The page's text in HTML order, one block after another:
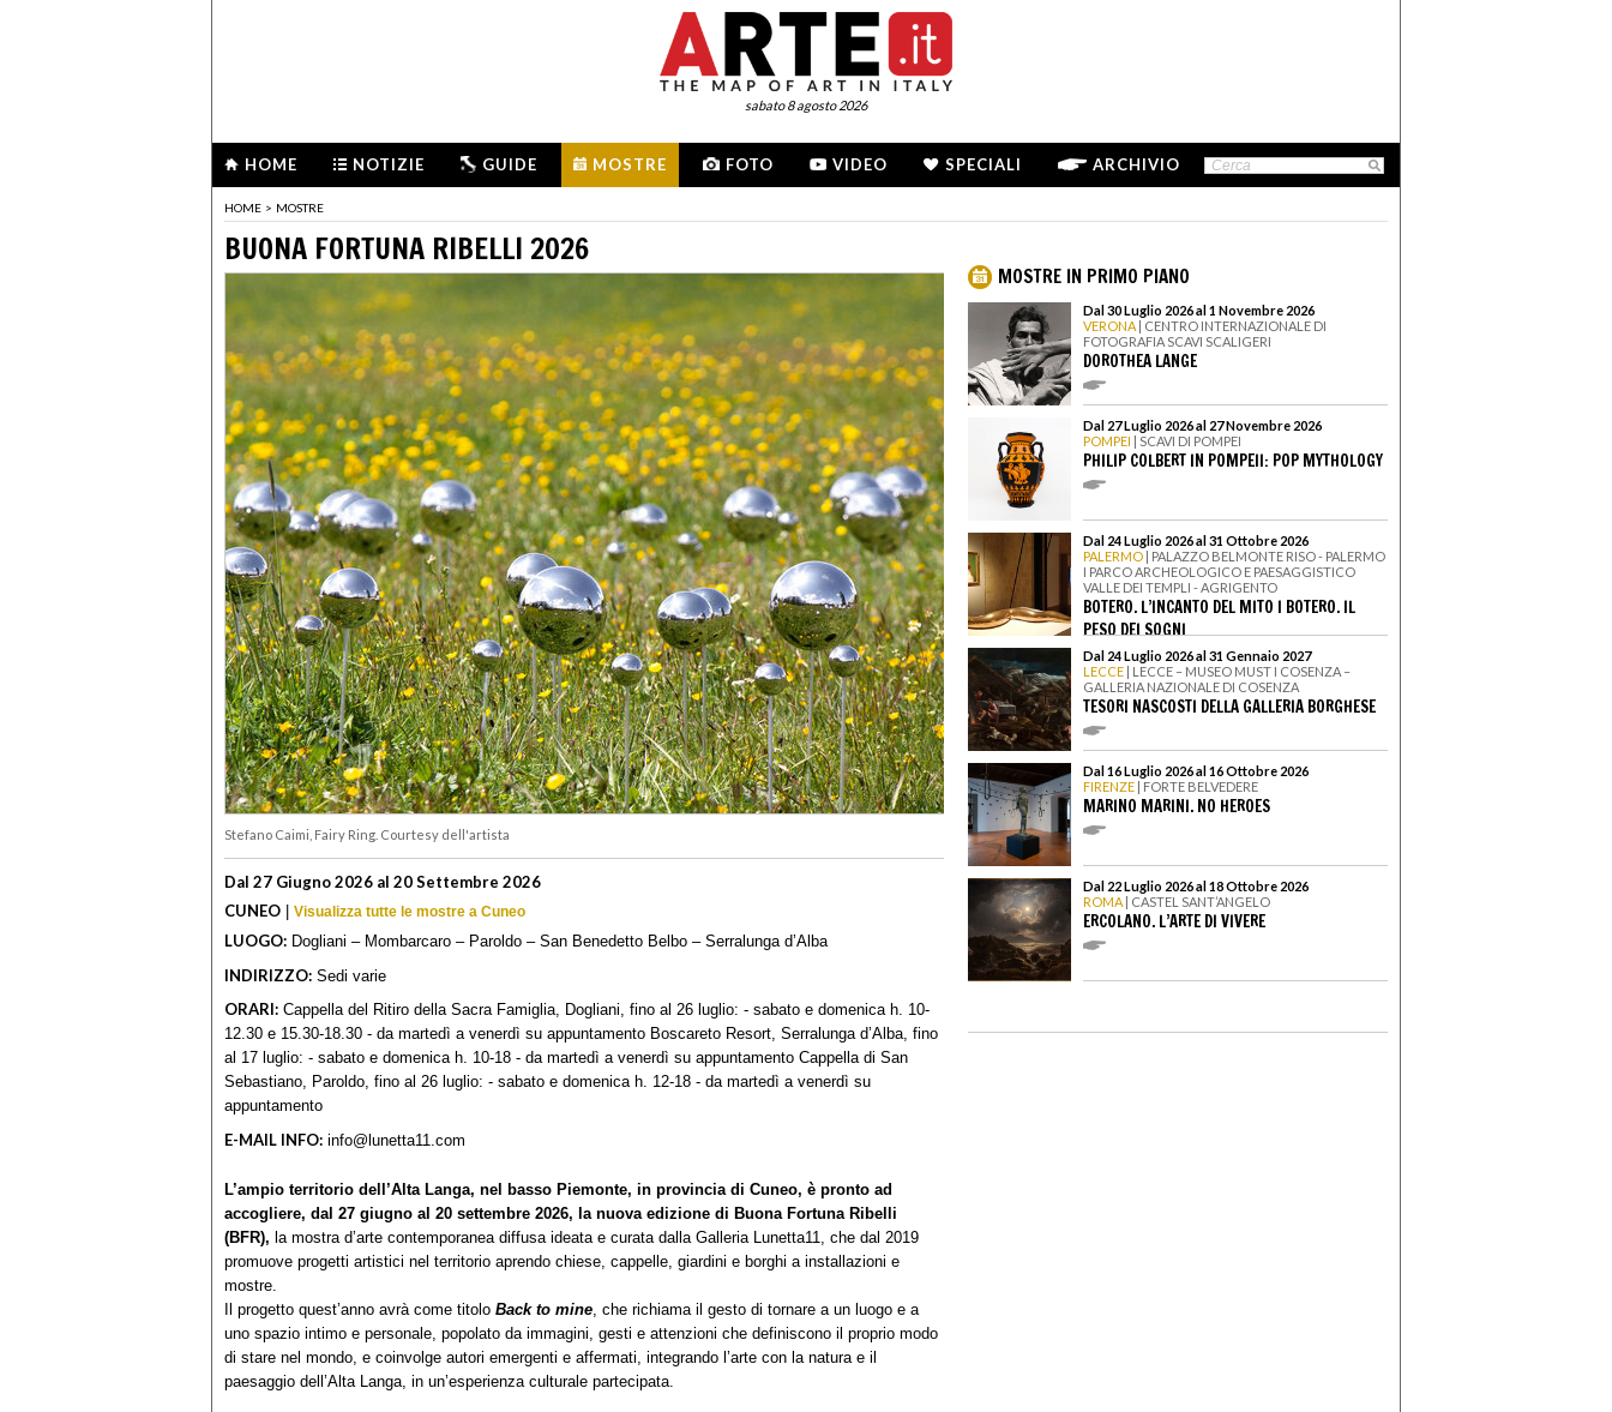
sabato 8 agosto 2026
HOME NOTIZIE GUIDE MOSTRE FOTO VIDEO SPECIALI ARCHIVIO
HOME > MOSTRE
BUONA FORTUNA RIBELLI 2026
Stefano Caimi, Fairy Ring. Courtesy dell'artista
Dal 27 Giugno 2026 al 20 Settembre 2026
CUNEO | Visualizza tutte le mostre a Cuneo
LUOGO: Dogliani – Mombarcaro – Paroldo – San Benedetto Belbo – Serralunga d’Alba
INDIRIZZO: Sedi varie
ORARI: Cappella del Ritiro della Sacra Famiglia, Dogliani, fino al 26 luglio: - sabato e domenica h. 10-
12.30 e 15.30-18.30 - da martedì a venerdì su appuntamento Boscareto Resort, Serralunga d’Alba, fino
al 17 luglio: - sabato e domenica h. 10-18 - da martedì a venerdì su appuntamento Cappella di San
Sebastiano, Paroldo, fino al 26 luglio: - sabato e domenica h. 12-18 - da martedì a venerdì su
appuntamento
E-MAIL INFO: info@lunetta11.com
L’ampio territorio dell’Alta Langa, nel basso Piemonte, in provincia di Cuneo, è pronto ad
accogliere, dal 27 giugno al 20 settembre 2026, la nuova edizione di Buona Fortuna Ribelli
(BFR), la mostra d’arte contemporanea diffusa ideata e curata dalla Galleria Lunetta11, che dal 2019
promuove progetti artistici nel territorio aprendo chiese, cappelle, giardini e borghi a installazioni e
mostre.
Il progetto quest’anno avrà come titolo Back to mine, che richiama il gesto di tornare a un luogo e a
uno spazio intimo e personale, popolato da immagini, gesti e attenzioni che definiscono il proprio modo
di stare nel mondo, e coinvolge autori emergenti e affermati, integrando l’arte con la natura e il
paesaggio dell’Alta Langa, in un’esperienza culturale partecipata.
MOSTRE IN PRIMO PIANO
Dal 30 Luglio 2026 al 1 Novembre 2026
VERONA | CENTRO INTERNAZIONALE DI
FOTOGRAFIA SCAVI SCALIGERI
DOROTHEA LANGE
Dal 27 Luglio 2026 al 27 Novembre 2026
POMPEI | SCAVI DI POMPEI
PHILIP COLBERT IN POMPEII: POP MYTHOLOGY
Dal 24 Luglio 2026 al 31 Ottobre 2026
PALERMO | PALAZZO BELMONTE RISO - PALERMO
I PARCO ARCHEOLOGICO E PAESAGGISTICO
VALLE DEI TEMPLI - AGRIGENTO
BOTERO. L’INCANTO DEL MITO I BOTERO. IL
PESO DEI SOGNI
Dal 24 Luglio 2026 al 31 Gennaio 2027
LECCE | LECCE – MUSEO MUST I COSENZA –
GALLERIA NAZIONALE DI COSENZA
TESORI NASCOSTI DELLA GALLERIA BORGHESE
Dal 16 Luglio 2026 al 16 Ottobre 2026
FIRENZE | FORTE BELVEDERE
MARINO MARINI. NO HEROES
Dal 22 Luglio 2026 al 18 Ottobre 2026
ROMA | CASTEL SANT’ANGELO
ERCOLANO. L’ARTE DI VIVERE